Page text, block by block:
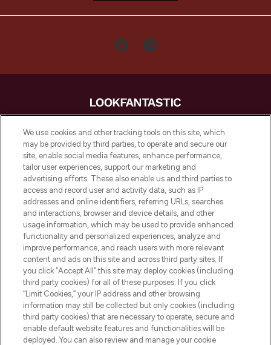
LOOKFANTASTIC is de ultieme online
beautybestemming van Europa, met de
beste huidverzorging, haarproducten en
make-up van meer dan 200 topmerken.
Shop online of via de app, met gratis
verzending vanaf €40.
Cookie-toestemming
Do Not Sell or Share My Personal
Information
HELP & INFORMATIE
BEDRIJFSINFORMATIE
We use cookies and other tracking tools on this site, which
may be provided by third parties, to operate and secure our
site, enable social media features, enhance performance,
tailor user experiences, support our marketing and
advertising efforts. These also enable us and third parties to
access and record user and activity data, such as IP
addresses and online identifiers, referring URLs, searches
and interactions, browser and device details, and other
usage information, which may be used to provide enhanced
functionality and personalized experiences, analyze and
improve performance, and reach users with more relevant
content and ads on this site and across third party sites. If
you click “Accept All” this site may deploy cookies (including
third party cookies) for all of these purposes. If you click
“Limit Cookies,” your IP address and other browsing
information may still be collected but only cookies (including
third party cookies) that are necessary to operate, secure and
enable default website features and functionalities will be
deployed. You can also review and manage your cookie